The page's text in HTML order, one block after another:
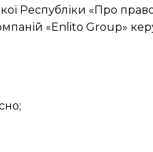
Республіки «Про
«Enlito Group»